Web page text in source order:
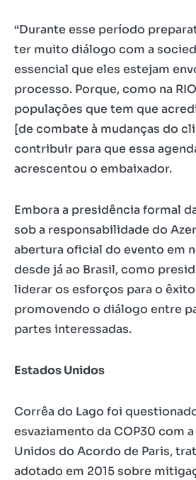
“Durante esse período
ter muito diálogo com a
essencial que eles estejam
processo. Porque, como na
populações que tem que
[de combate à mudanças do
contribuir para que essa
acrescentou o embaixador.
Embora a presidência formal
sob a responsabilidade do
abertura oficial do evento em
desde já ao Brasil, como
liderar os esforços para o
promovendo o diálogo entre
partes interessadas.
Estados Unidos
Corrêa do Lago foi
esvaziamento da COP30 com
Unidos do Acordo de Paris,
adotado em 2015 sobre